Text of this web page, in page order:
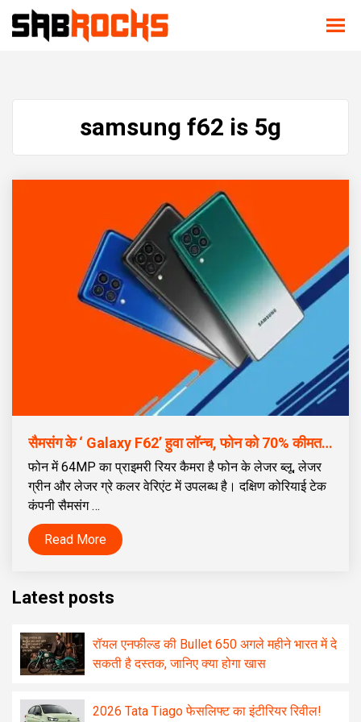
samsung f62 is 5g
सैमसंग के ‘ Galaxy F62’ हुवा लॉन्च, फोन को 70% कीमत देकर खरीदा जा सकता है
फोन में 64MP का प्राइमरी रियर कैमरा है फोन के लेजर ब्लू, लेजर
ग्रीन और लेजर ग्रे कलर वेरिएंट में उपलब्ध है। दक्षिण कोरियाई टेक
कंपनी सैमसंग …
Read More
Latest posts
रॉयल एनफील्ड की Bullet 650 अगले महीने भारत में दे
सकती है दस्तक, जानिए क्या होगा खास
2026 Tata Tiago फेसलिफ्ट का इंटीरियर रिवील!